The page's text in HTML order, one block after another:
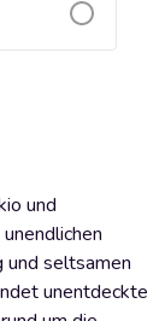
und
seltsamen
unentdeckte